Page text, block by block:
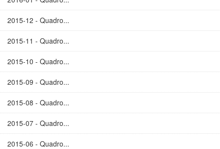
2015-12 - Quadro...
2015-11 - Quadro...
2015-10 - Quadro...
2015-09 - Quadro...
2015-08 - Quadro...
2015-07 - Quadro...
2015-06 - Quadro...